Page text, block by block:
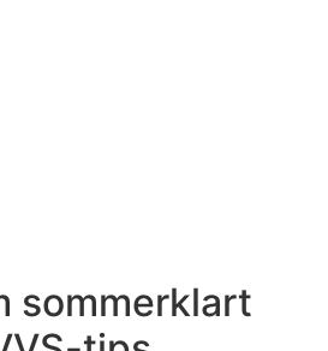
sommerklart